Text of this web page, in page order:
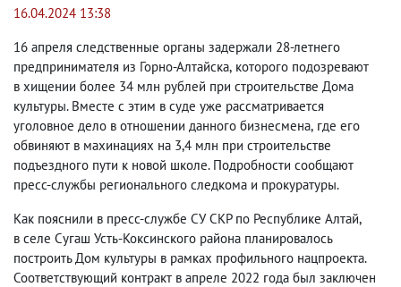
16.04.2024 13:38
16 апреля следственные органы задержали 28-летнего
предпринимателя из Горно-Алтайска, которого подозревают
в хищении более 34 млн рублей при строительстве Дома
культуры. Вместе с этим в суде уже рассматривается
уголовное дело в отношении данного бизнесмена, где его
обвиняют в махинациях на 3,4 млн при строительстве
подъездного пути к новой школе. Подробности сообщают
пресс-службы регионального следкома и прокуратуры.
Как пояснили в пресс-службе СУ СКР по Республике Алтай,
в селе Сугаш Усть-Коксинского района планировалось
построить Дом культуры в рамках профильного нацпроекта.
Соответствующий контракт в апреле 2022 года был заключен